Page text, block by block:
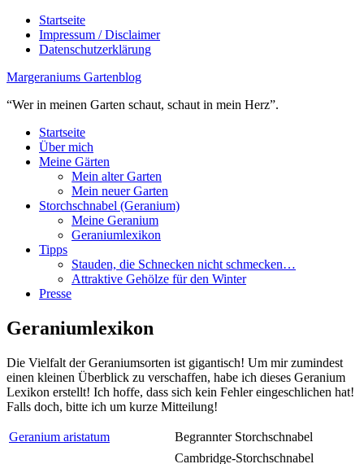
Startseite
Impressum / Disclaimer
Datenschutzerklärung
Margeraniums Gartenblog
“Wer in meinen Garten schaut, schaut in mein Herz”.
Startseite
Über mich
Meine Gärten
Mein alter Garten
Mein neuer Garten
Storchschnabel (Geranium)
Meine Geranium
Geraniumlexikon
Tipps
Stauden, die Schnecken nicht schmecken…
Attraktive Gehölze für den Winter
Presse
Geraniumlexikon
Die Vielfalt der Geraniumsorten ist gigantisch! Um mir zumindest
einen kleinen Überblick zu verschaffen, habe ich dieses Geranium
Lexikon erstellt! Ich hoffe, dass sich kein Fehler eingeschlichen hat!
Falls doch, bitte ich um kurze Mitteilung!
Geranium aristatum Begrannter Storchschnabel
Cambridge-Storchschnabel